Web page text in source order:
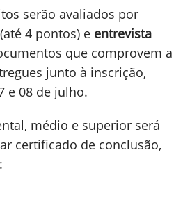
serão avaliados por
4 pontos) e entrevista
que comprovem a
junto à inscrição,
e 08 de julho.
médio e superior será
certificado de conclusão,